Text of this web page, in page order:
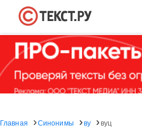
Главная Синонимы ву вуц